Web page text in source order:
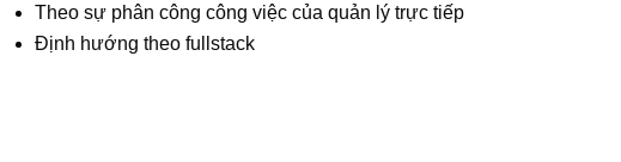
Theo sự phân công công việc của quản lý trực tiếp
Định hướng theo fullstack